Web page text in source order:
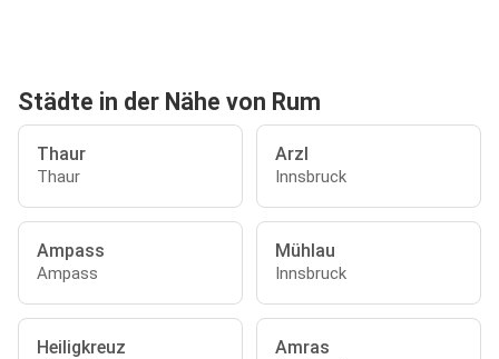
Städte in der Nähe von Rum
Thaur
Thaur
Arzl
Innsbruck
Ampass
Ampass
Mühlau
Innsbruck
Heiligkreuz Amras